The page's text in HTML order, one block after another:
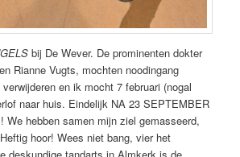
bij De Wever. De prominenten dokter
Rianne Vugts, mochten noodingang
verwijderen en ik mocht 7 februari (nogal
naar huis. Eindelijk NA 23 SEPTEMBER
We hebben samen mijn ziel gemasseerd,
hoor! Wees niet bang, vier het